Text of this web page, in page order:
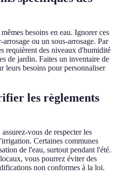
besoins en eau. Ignorer ces
ou un sous-arrosage. Par
requièrent des niveaux d'humidité
de jardin. Faites un inventaire de
leurs besoins pour personnaliser
les règlements
vous de respecter les
Certaines communes
de l'eau, surtout pendant l'été.
vous pourrez éviter des
non conformes à la loi.